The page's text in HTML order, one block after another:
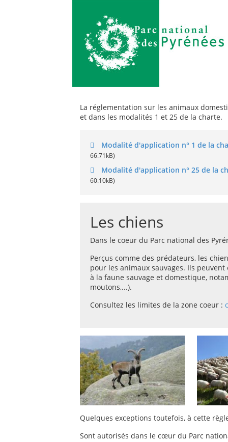
La réglementation sur les animaux
et dans les modalités 1 et 25 de la charte.
Modalité d'application n° 1 de la
66.71kB)
Modalité d'application n° 25 de la
60.10kB)
Les chiens
Dans le coeur du Parc national des
Perçus comme des prédateurs, les
pour les animaux sauvages. Ils
à la faune sauvage et domestique,
moutons,...).
Consultez les limites de la zone coeur :
Quelques exceptions toutefois, à cette
Sont autorisés dans le cœur du Parc